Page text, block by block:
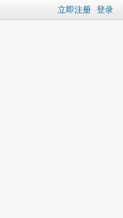
立即注册 登录